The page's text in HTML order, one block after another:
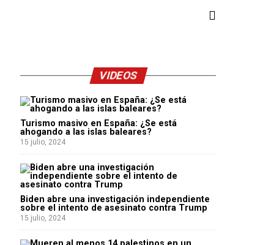
VIDEOS
Turismo masivo en España: ¿Se está
ahogando a las islas baleares?
15 julio, 2024
Biden abre una investigación independiente
sobre el intento de asesinato contra Trump
15 julio, 2024